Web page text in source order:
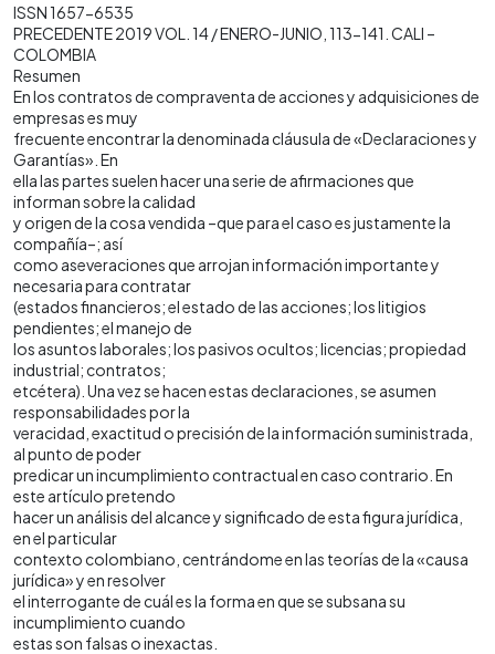
ISSN 1657-6535
PRECEDENTE 2019 VOL. 14 / ENERO-JUNIO, 113-141. CALI –
COLOMBIA
Resumen
En los contratos de compraventa de acciones y adquisiciones de
empresas es muy
frecuente encontrar la denominada cláusula de «Declaraciones y
Garantías». En
ella las partes suelen hacer una serie de afirmaciones que
informan sobre la calidad
y origen de la cosa vendida –que para el caso es justamente la
compañía–; así
como aseveraciones que arrojan información importante y
necesaria para contratar
(estados financieros; el estado de las acciones; los litigios
pendientes; el manejo de
los asuntos laborales; los pasivos ocultos; licencias; propiedad
industrial; contratos;
etcétera). Una vez se hacen estas declaraciones, se asumen
responsabilidades por la
veracidad, exactitud o precisión de la información suministrada,
al punto de poder
predicar un incumplimiento contractual en caso contrario. En
este artículo pretendo
hacer un análisis del alcance y significado de esta figura jurídica,
en el particular
contexto colombiano, centrándome en las teorías de la «causa
jurídica» y en resolver
el interrogante de cuál es la forma en que se subsana su
incumplimiento cuando
estas son falsas o inexactas.